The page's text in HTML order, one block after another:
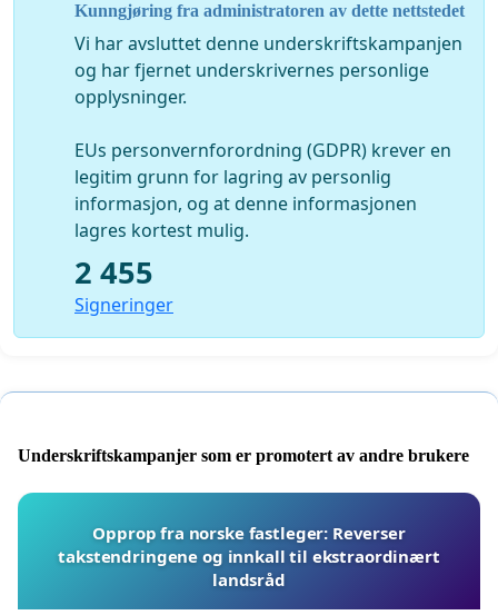
Kunngjøring fra administratoren av dette nettstedet
Vi har avsluttet denne underskriftskampanjen
og har fjernet underskrivernes personlige
opplysninger.
EUs personvernforordning (GDPR) krever en
legitim grunn for lagring av personlig
informasjon, og at denne informasjonen
lagres kortest mulig.
2 455
Signeringer
Underskriftskampanjer som er promotert av andre brukere
Opprop fra norske fastleger: Reverser
takstendringene og innkall til ekstraordinært
landsråd